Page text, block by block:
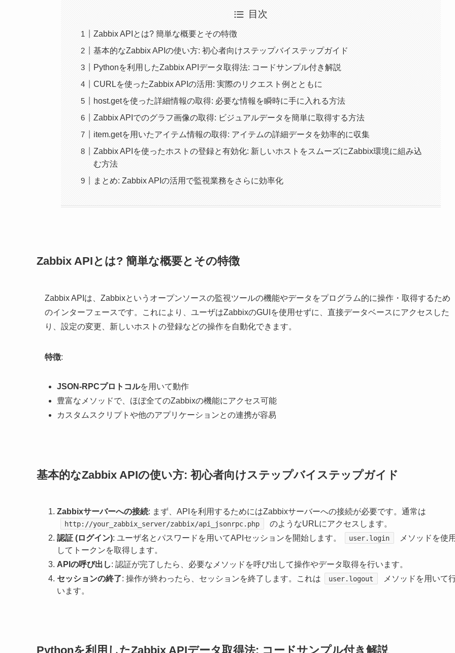
目次
Zabbix APIとは? 簡単な概要とその特徴
基本的なZabbix APIの使い方: 初心者向けステップバイステップガイド
Pythonを利用したZabbix APIデータ取得法: コードサンプル付き解説
CURLを使ったZabbix APIの活用: 実際のリクエスト例とともに
host.getを使った詳細情報の取得: 必要な情報を瞬時に手に入れる方法
Zabbix APIでのグラフ画像の取得: ビジュアルデータを簡単に取得する方法
item.getを用いたアイテム情報の取得: アイテムの詳細データを効率的に収集
Zabbix APIを使ったホストの登録と有効化: 新しいホストをスムーズにZabbix環境に組み込
む方法
まとめ: Zabbix APIの活用で監視業務をさらに効率化
Zabbix APIとは? 簡単な概要とその特徴
Zabbix APIは、Zabbixというオープンソースの監視ツールの機能やデータをプログラム的に操作・取得するため
のインターフェースです。これにより、ユーザはZabbixのGUIを使用せずに、直接データベースにアクセスした
り、設定の変更、新しいホストの登録などの操作を自動化できます。
特徴:
JSON-RPCプロトコルを用いて動作
豊富なメソッドで、ほぼ全てのZabbixの機能にアクセス可能
カスタムスクリプトや他のアプリケーションとの連携が容易
基本的なZabbix APIの使い方: 初心者向けステップバイステップガイド
Zabbixサーバーへの接続: まず、APIを利用するためにはZabbixサーバーへの接続が必要です。通常は
http://your_zabbix_server/zabbix/api_jsonrpc.php
のようなURLにアクセスします。
認証 (ログイン): ユーザ名とパスワードを用いてAPIセッションを開始します。 user.login
メソッドを使
してトークンを取得します。
APIの呼び出し: 認証が完了したら、必要なメソッドを呼び出して操作やデータ取得を行います。
セッションの終了: 操作が終わったら、セッションを終了します。これは user.logout
メソッドを用いて
います。
Pythonを利用したZabbix APIデータ取得法: コードサンプル付き解説